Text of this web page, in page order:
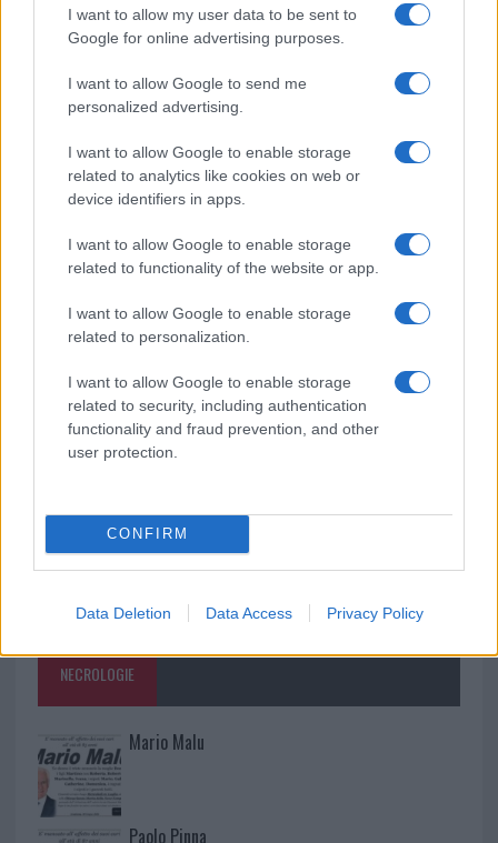
I want to allow my user data to be sent to
Google for online advertising purposes.
I want to allow Google to send me
personalized advertising.
I want to allow Google to enable storage
related to analytics like cookies on web or
device identifiers in apps.
I want to allow Google to enable storage
related to functionality of the website or app.
I want to allow Google to enable storage
related to personalization.
I want to allow Google to enable storage
related to security, including authentication
functionality and fraud prevention, and other
user protection.
CONFIRM
Data Deletion Data Access Privacy Policy
un ferito
Sangue, musica e solidarietà con Avis Olbia al
Delta Center
Meteo Olbia 9 agosto, temperature in calo
Salmo finisce in ospedale a Catania, ma il tour
mondo per una notte
NECROLOGIE
Mario Malu
Paolo Pinna